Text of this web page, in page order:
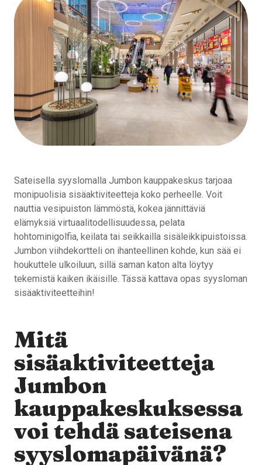
Sateisella syyslomalla Jumbon kauppakeskus tarjoaa
monipuolisia sisäaktiviteetteja koko perheelle. Voit
nauttia vesipuiston lämmöstä, kokea jännittäviä
elämyksiä virtuaalitodellisuudessa, pelata
hohtominigolfia, keilata tai seikkailla sisäleikkipuistoissa.
Jumbon viihdekortteli on ihanteellinen kohde, kun sää ei
houkuttele ulkoiluun, sillä saman katon alta löytyy
tekemistä kaiken ikäisille. Tässä kattava opas syysloman
sisäaktiviteetteihin!
Mitä
sisäaktiviteetteja
Jumbon
kauppakeskuksessa
voi tehdä sateisena
syyslomapäivänä?